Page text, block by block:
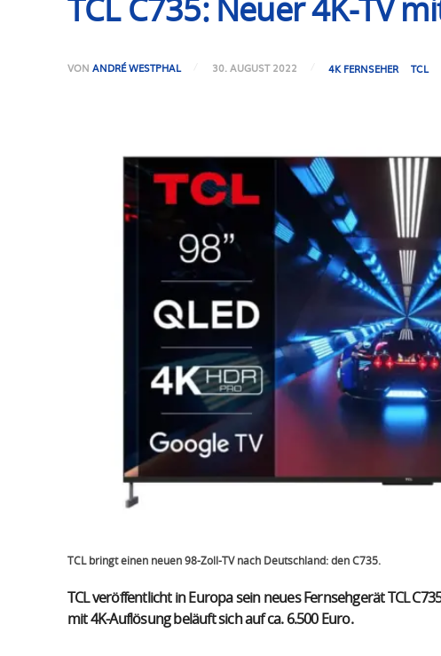
TCL C735: Neuer 4K-TV
VON ANDRÉ WESTPHAL 30. AUGUST 2022 4K FERNSEHER TCL
TCL bringt einen neuen 98-Zoll-TV nach Deutschland: den C735.
TCL veröffentlicht in Europa sein neues Fernsehgerät TCL
mit 4K-Auflösung beläuft sich auf ca. 6.500 Euro.